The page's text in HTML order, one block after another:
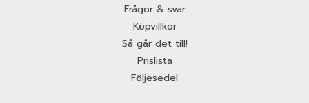
Frågor & svar
Köpvillkor
Så går det till!
Prislista
Följesedel